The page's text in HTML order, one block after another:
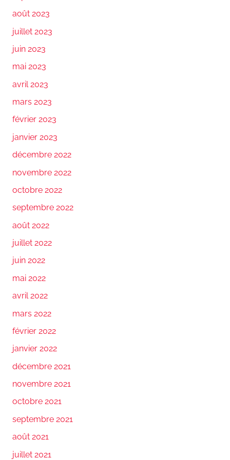
août 2023
juillet 2023
juin 2023
mai 2023
avril 2023
mars 2023
février 2023
janvier 2023
décembre 2022
novembre 2022
octobre 2022
septembre 2022
août 2022
juillet 2022
juin 2022
mai 2022
avril 2022
mars 2022
février 2022
janvier 2022
décembre 2021
novembre 2021
octobre 2021
septembre 2021
août 2021
juillet 2021